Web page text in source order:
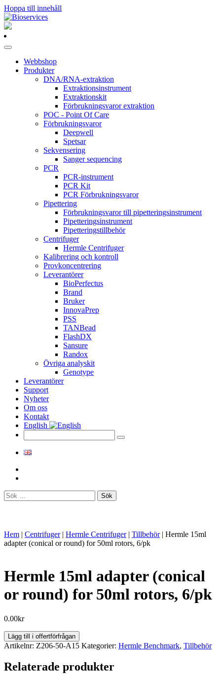
Hoppa till innehåll
Huvudnavigering
Webbshop
Produkter
DNA/RNA-extraktion
Extraktionsinstrument
Extraktionskit
Förbrukningsvaror extraktion
POC - Point Of Care
Förbrukningsvaror
Deepwell
Spetsar
Sekvensering
Sanger sequencing
PCR
PCR-instrument
PCR Kit
PCR Förbrukningsvaror
Pipettering
Förbrukningsvaror till pipetteringsinstrument
Pipetteringsinstrument
Pipetteringstillbehör
Centrifuger
Hermle Centrifuger
Kalibrering och kontroll
Provkoncentrering
Leverantörer
BioPerfectus
Brand
Bruker
InnovaPrep
PSS
TANBead
FlashDX
Sansure
Randox
Övriga analyskit
Genotype
Leverantörer
Support
Nyheter
Om oss
Kontakt
English
Sök
efter:
Hem | Centrifuger | Hermle Centrifuger | Tillbehör | Hermle 15ml
adapter (conical or round) for 50ml rotors, 6/pk
Hermle 15ml adapter (conical
or round) for 50ml rotors, 6/pk
0.00kr
Hermle
15ml
(conical
or
Lägg till i offertförfrågan
Artikelnr: Z206-50-A15 Kategorier: Hermle Benchmark, Tillbehör
Relaterade produkter